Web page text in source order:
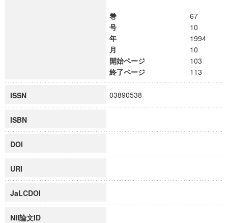
巻
67
号
10
年
1994
月
10
開始ページ
103
終了ページ
113
ISSN 03890538
ISBN
DOI
URI
JaLCDOI
NII論文ID